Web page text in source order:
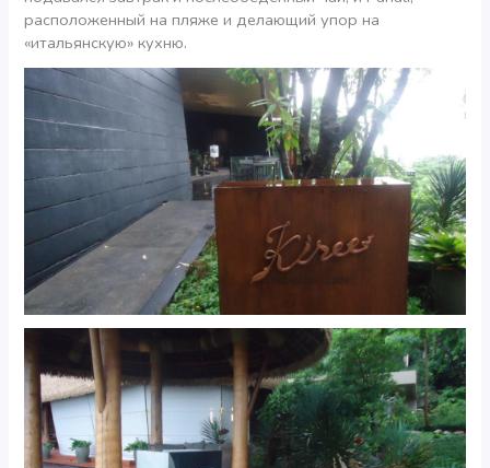
расположенный на пляже и делающий упор на
«итальянскую» кухню.